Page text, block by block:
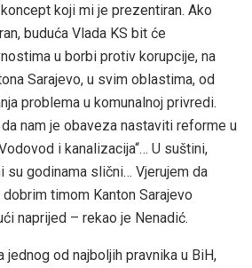
koji mi je prezentiran. Ako
buduća Vlada KS bit će
u borbi protiv korupcije, na
Sarajevo, u svim oblastima, od
problema u komunalnoj privredi.
nam je obaveza nastaviti reforme u
i kanalizacija“… U suštini,
su godinama slični… Vjerujem da
timom Kanton Sarajevo
naprijed – rekao je Nenadić.
jednog od najboljih pravnika u BiH,